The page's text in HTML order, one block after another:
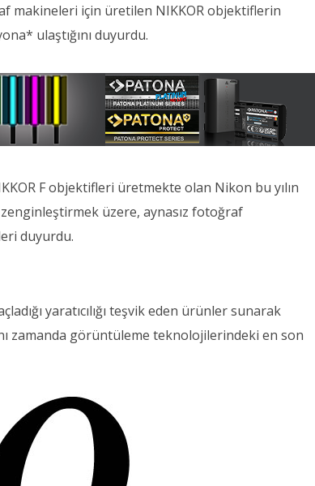
için üretilen NIKKOR objektiflerin
ulaştığını duyurdu.
F objektifleri üretmekte olan Nikon bu yılın
üzere, aynasız fotoğraf
duyurdu.
yaratıcılığı teşvik eden ürünler sunarak
zamanda görüntüleme teknolojilerindeki en son